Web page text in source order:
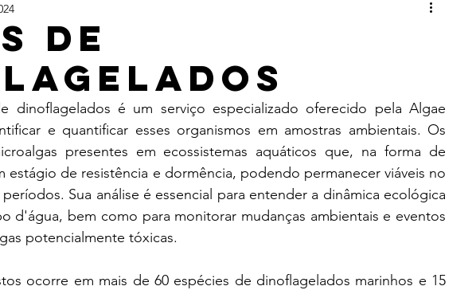
de
dinoflagelados é um serviço especializado oferecido pela Algae
e quantificar esses organismos em amostras ambientais. Os
presentes em ecossistemas aquáticos que, na forma de
estágio de resistência e dormência, podendo permanecer viáveis no
Sua análise é essencial para entender a dinâmica ecológica
d'água, bem como para monitorar mudanças ambientais e eventos
potencialmente tóxicas.
ocorre em mais de 60 espécies de dinoflagelados marinhos e 15